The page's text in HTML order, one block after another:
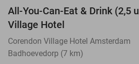
All-You-Can-Eat & Drink (2,5
Village Hotel
Corendon Village Hotel Amsterdam
Badhoevedorp (7 km)